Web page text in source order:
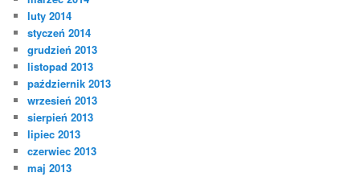
luty 2014
styczeń 2014
grudzień 2013
listopad 2013
październik 2013
wrzesień 2013
sierpień 2013
lipiec 2013
czerwiec 2013
maj 2013